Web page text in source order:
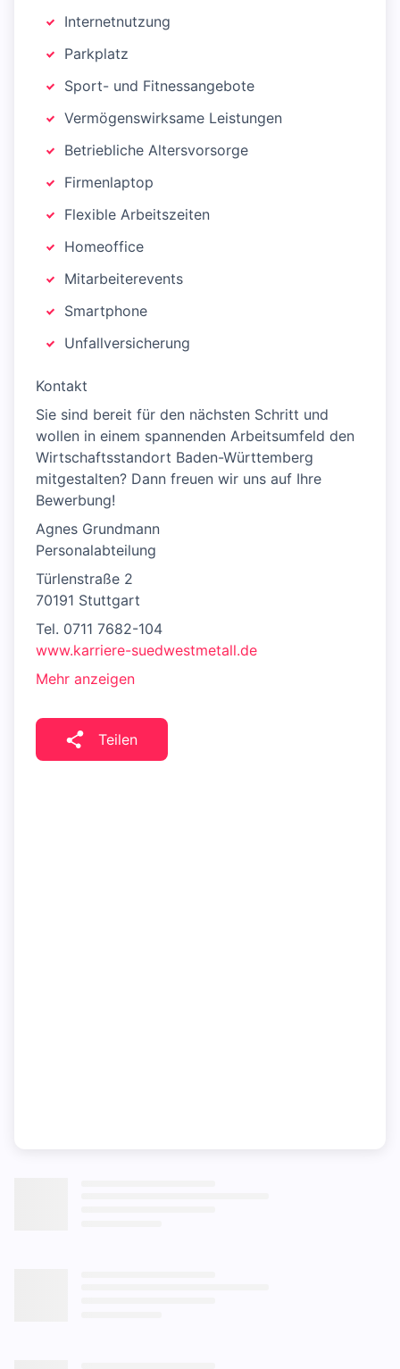
Internetnutzung
Parkplatz
Sport- und Fitnessangebote
Vermögenswirksame Leistungen
Betriebliche Altersvorsorge
Firmenlaptop
Flexible Arbeitszeiten
Homeoffice
Mitarbeiterevents
Smartphone
Unfallversicherung
Kontakt
Sie sind bereit für den nächsten Schritt und
wollen in einem spannenden Arbeitsumfeld den
Wirtschaftsstandort Baden-Württemberg
mitgestalten? Dann freuen wir uns auf Ihre
Bewerbung!
Agnes Grundmann
Personalabteilung
Türlenstraße 2
70191 Stuttgart
Tel. 0711 7682-104
www.karriere-suedwestmetall.de
Mehr anzeigen
Teilen